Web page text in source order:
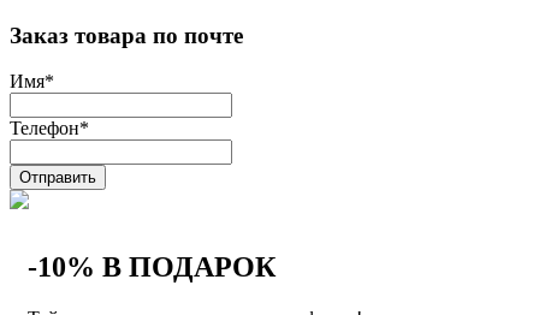
Заказ товара по почте
Имя*
Телефон*
Отправить
-10% В ПОДАРОК